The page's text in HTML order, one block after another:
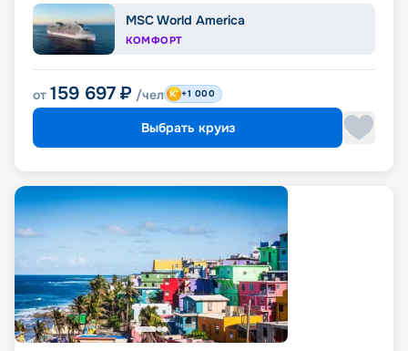
MSC World America
КОМФОРТ
от 159 697 ₽ /чел +1 000
Выбрать круиз